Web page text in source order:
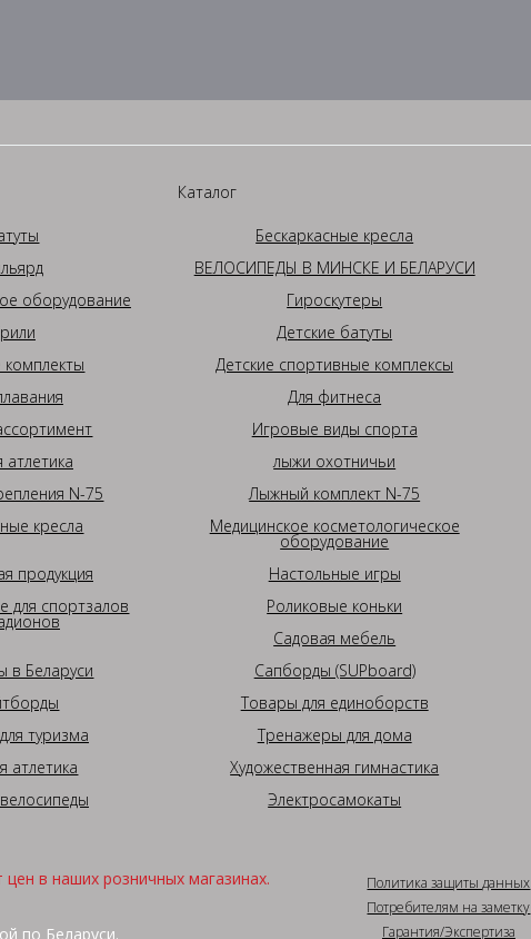
Каталог
Бескаркасные кресла
ВЕЛОСИПЕДЫ В МИНСКЕ И БЕЛАРУСИ
оборудование
Гироскутеры
Детские батуты
комплекты
Детские спортивные комплексы
Для фитнеса
Игровые виды спорта
атлетика
лыжи охотничьи
N-75
Лыжный комплект N-75
кресла
Медицинское косметологическое
оборудование
продукция
Настольные игры
для спортзалов
Роликовые коньки
Садовая мебель
в Беларуси
Сапборды (SUPboard)
Товары для единоборств
туризма
Тренажеры для дома
атлетика
Художественная гимнастика
Электросамокаты
в наших розничных магазинах.
по Беларуси.
Политика защиты данных
Потребителям на заметку
Гарантия/Экспертиза